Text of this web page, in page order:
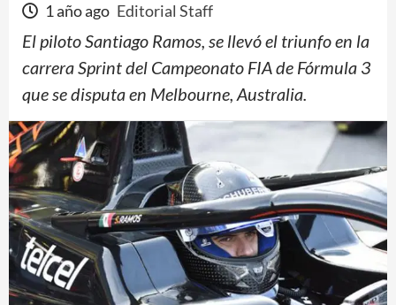
1 año ago Editorial Staff
El piloto Santiago Ramos, se llevó el triunfo en la
carrera Sprint del Campeonato FIA de Fórmula 3
que se disputa en Melbourne, Australia.